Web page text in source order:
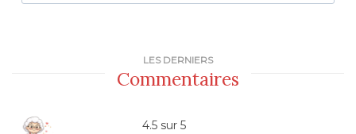
LES DERNIERS
Commentaires
4.5 sur 5